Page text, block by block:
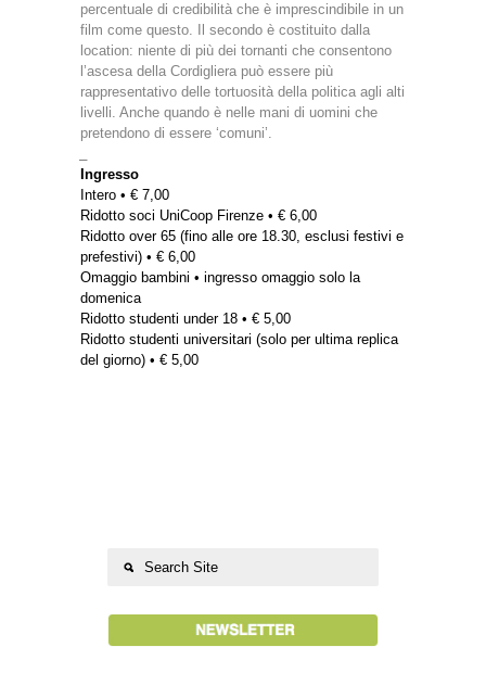
percentuale di credibilità che è imprescindibile in un
film come questo. Il secondo è costituito dalla
location: niente di più dei tornanti che consentono
l’ascesa della Cordigliera può essere più
rappresentativo delle tortuosità della politica agli alti
livelli. Anche quando è nelle mani di uomini che
pretendono di essere ‘comuni’.
Ingresso
Intero • € 7,00
Ridotto soci UniCoop Firenze • € 6,00
Ridotto over 65 (fino alle ore 18.30, esclusi festivi e
prefestivi) • € 6,00
Omaggio bambini • ingresso omaggio solo la
domenica
Ridotto studenti under 18 • € 5,00
Ridotto studenti universitari (solo per ultima replica
del giorno) • € 5,00